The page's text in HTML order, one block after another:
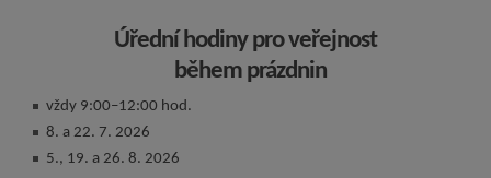
Úřední hodiny pro veřejnost
během prázdnin
vždy 9:00–12:00 hod.
8. a 22. 7. 2026
5., 19. a 26. 8. 2026